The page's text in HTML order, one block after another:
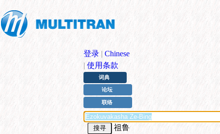
登录 | Chinese
| 使用条款
词典
论坛
联络
祖鲁